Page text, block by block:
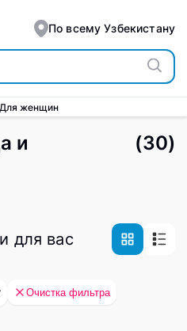
По всему Узбекистану
Для женщин
и
(30)
для вас
Очистка фильтра